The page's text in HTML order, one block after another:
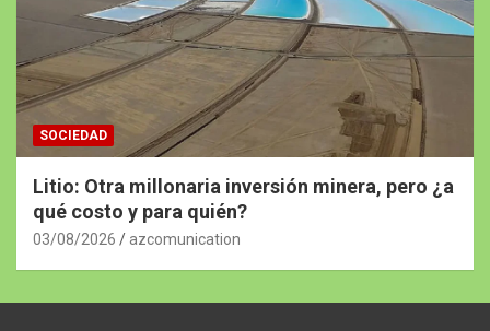
SOCIEDAD
Litio: Otra millonaria inversión minera, pero ¿a
qué costo y para quién?
03/08/2026 azcomunication